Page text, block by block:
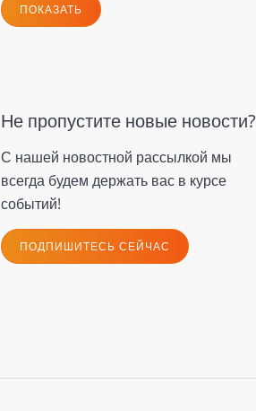
ПОКАЗАТЬ
Не пропустите новые новости?
С нашей новостной рассылкой мы
всегда будем держать вас в курсе
событий!
ПОДПИШИТЕСЬ СЕЙЧАС